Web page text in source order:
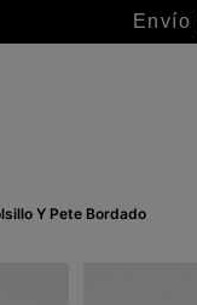
Y Pete Bordado